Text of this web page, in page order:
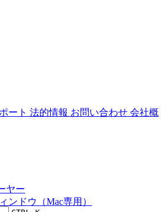
ート 法的情報 お問い合わせ 会社概
ヤー
ンドウ（Mac専用）